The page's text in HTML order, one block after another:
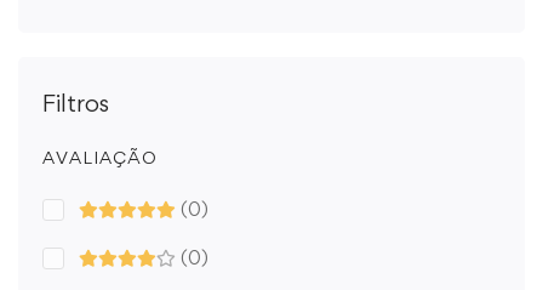
Filtros
AVALIAÇÃO
(0)
(0)